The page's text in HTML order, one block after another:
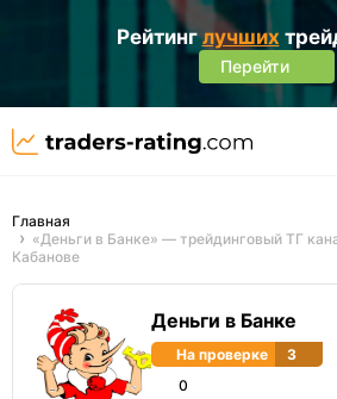
Рейтинглучших
Перейти
Главная
«Деньги в Банке» — трейдинговый ТГ
Кабанове
Деньги в Банке
На проверке
3
0